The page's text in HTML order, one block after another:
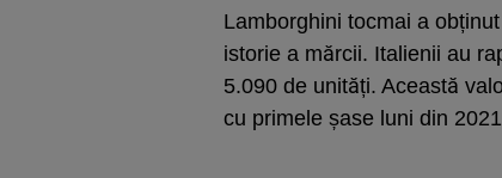
Lamborghini tocmai a
istorie a mărcii. Italienii au
5.090 de unități. Această
cu ​​primele șase luni din